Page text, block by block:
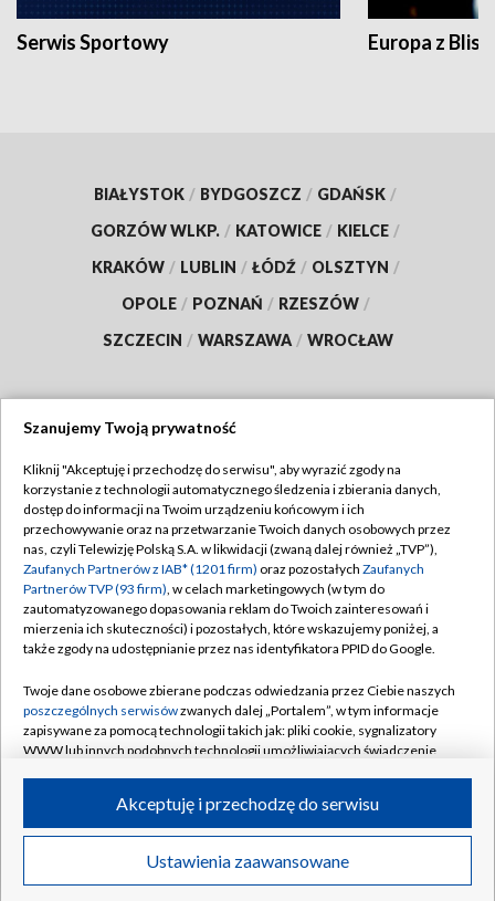
Serwis Sportowy Europa z
BIAŁYSTOK / BYDGOSZCZ / GDAŃSK /
GORZÓW WLKP. / KATOWICE / KIELCE /
KRAKÓW / LUBLIN / ŁÓDŹ / OLSZTYN /
OPOLE / POZNAŃ / RZESZÓW /
SZCZECIN / WARSZAWA / WROCŁAW
TVP
Abonament TVP
Emisja w TVP
Centrum informacji TVP
Naziemna Telewizja Cyfrowa
Rada Programowa
System NOS
Informacje o nadawcy
Program dla prasy
Ogłoszenie przetargowe
Regulamin TVP
Polityka prywatności
Moje zgody
Pomoc
Kontakt
Kanały
©2026 Telewizja Polska S.A. w likwidacji
Szanujemy Twoją prywatność
Kliknij "Akceptuję i przechodzę do serwisu", aby wyrazić zgody na
korzystanie z technologii automatycznego śledzenia i zbierania danych,
dostęp do informacji na Twoim urządzeniu końcowym i ich
przechowywanie oraz na przetwarzanie Twoich danych osobowych przez
nas, czyli Telewizję Polską S.A. w likwidacji (zwaną dalej również „TVP”),
Zaufanych Partnerów z IAB* (1201 firm) oraz pozostałych Zaufanych
Partnerów TVP (93 firm), w celach marketingowych (w tym do
zautomatyzowanego dopasowania reklam do Twoich zainteresowań i
mierzenia ich skuteczności) i pozostałych, które wskazujemy poniżej, a
także zgody na udostępnianie przez nas identyfikatora PPID do Google.
Twoje dane osobowe zbierane podczas odwiedzania przez Ciebie naszych
poszczególnych serwisówzwanych dalej „Portalem”, w tym informacje
zapisywane za pomocą technologii takich jak: pliki cookie, sygnalizatory
WWW lub innych podobnych technologii umożliwiających świadczenie
ruchu w Internecie.
Twoje dane osobowe zbierane podczas odwiedzania przez Ciebie
poszczególnych serwisówna Portalu, takie jak adresy IP, identyfikatory
Ustawienia zaawansowane
Akceptuję i przechodzę do serwisu